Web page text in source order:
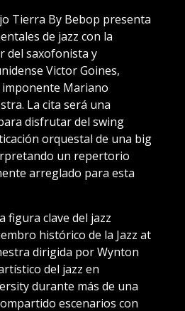
Tierra By Bebop presenta
de jazz con la
del saxofonista y
Victor Goines,
Mariano
La cita será una
disfrutar del swing
orquestal de una big
un repertorio
arreglado para esta
figura clave del jazz
histórico de la Jazz at
dirigida por Wynton
del jazz en
durante más de una
escenarios con